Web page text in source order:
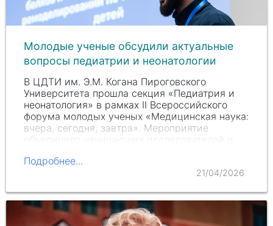
Молодые ученые обсудили актуальные
вопросы педиатрии и неонатологии
В ЦДТИ им. Э.М. Когана Пироговского
Университета прошла секция «Педиатрия и
неонатология» в рамках II Всероссийского
форума молодых ученых «Медицинская наука:
вчера, сегодня, завтра». Мероприятие
объединило начинающих исследователей и
Подробнее...
21/04/2026